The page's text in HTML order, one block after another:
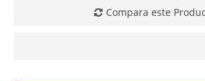
Compara este